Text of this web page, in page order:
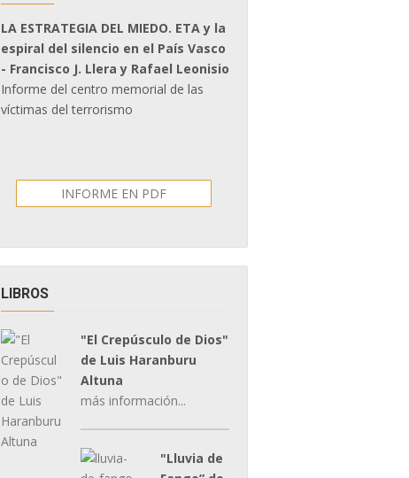
LA ESTRATEGIA DEL MIEDO. ETA y la
espiral del silencio en el País Vasco
- Francisco J. Llera y Rafael Leonisio
Informe del centro memorial de las
víctimas del terrorismo
INFORME EN PDF
LIBROS
"El Crepúsculo de Dios"
de Luis Haranburu
Altuna
más información...
"Lluvia de